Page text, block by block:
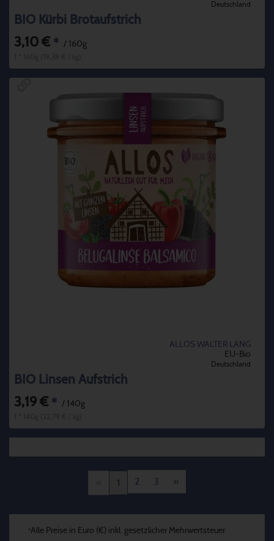
Deutschland
BIO Kürbi Brotaufstrich
3,10 € * / 160g
ALLOS WALTER LANG
EU-Bio
Deutschland
BIO Linsen Aufstrich
3,19 € * / 140g
1 2 3 »
*Alle Preise in Euro (€) inkl. gesetzlicher Mehrwertsteuer